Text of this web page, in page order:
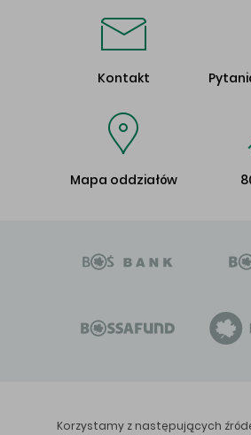
Kontakt
Mapa oddziałów
Korzystamy z następujących